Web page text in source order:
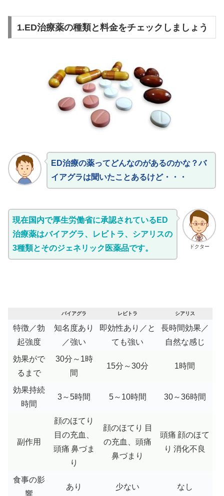
1.ED治療薬の種類と料金をチェックしましょう
ED治療の薬ってどんなのがあるのかな？バ
イアグラは聞いたことあるけど・・・
ドクター
現在国内で厚生労働省に承認されているED
治療薬はバイアグラ、レビトラ、シアリスの
3種類とそのジェネリック医薬品です。
バイアグラ レビトラ シアリス
特徴／勃
起強度
知名度あり
／強い
即効性あり／と
ても強い
長時間効果／
自然な感じ
効果がで
るまで
30分～1時
間
15分～30分 1時間
効果持続
時間
3～5時間 5～10時間 30～36時間
副作用
顔のほてり
目の充血、
頭痛 鼻づま
り
顔のほてり 目
の充血、頭痛
鼻づまり
頭痛 顔のほて
り 消化不良
食事の影
響
あり 少ない なし